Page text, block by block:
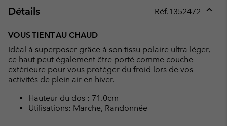
Détails Réf.1352472
VOUS TIENT AU CHAUD
Idéal à superposer grâce à son tissu polaire ultra léger,
ce haut peut également être porté comme couche
extérieure pour vous protéger du froid lors de vos
activités de plein air en hiver.
Hauteur du dos : 71.0cm
Utilisations: Marche, Randonnée